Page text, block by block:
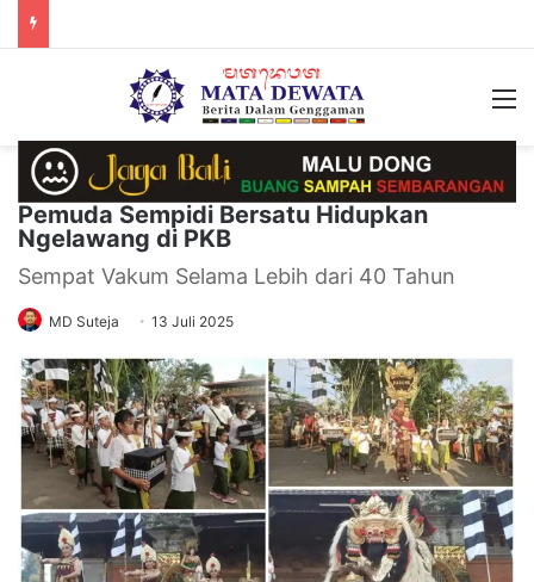
Pemuda Sempidi Bersatu Hidupkan
Ngelawang di PKB
Sempat Vakum Selama Lebih dari 40 Tahun
MD Suteja 13 Juli 2025